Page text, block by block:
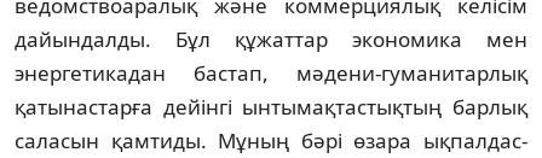
дайындал­ды. Бұл құжаттар экономика мен
энергетика­дан бастап, мә­дени-гуманитарлық
қатынас­тар­ға дейін­гі ынтымақтастықтың барлық
са­ла­сын қамтиды. Мұның бәрі өзара ықпал­дас­